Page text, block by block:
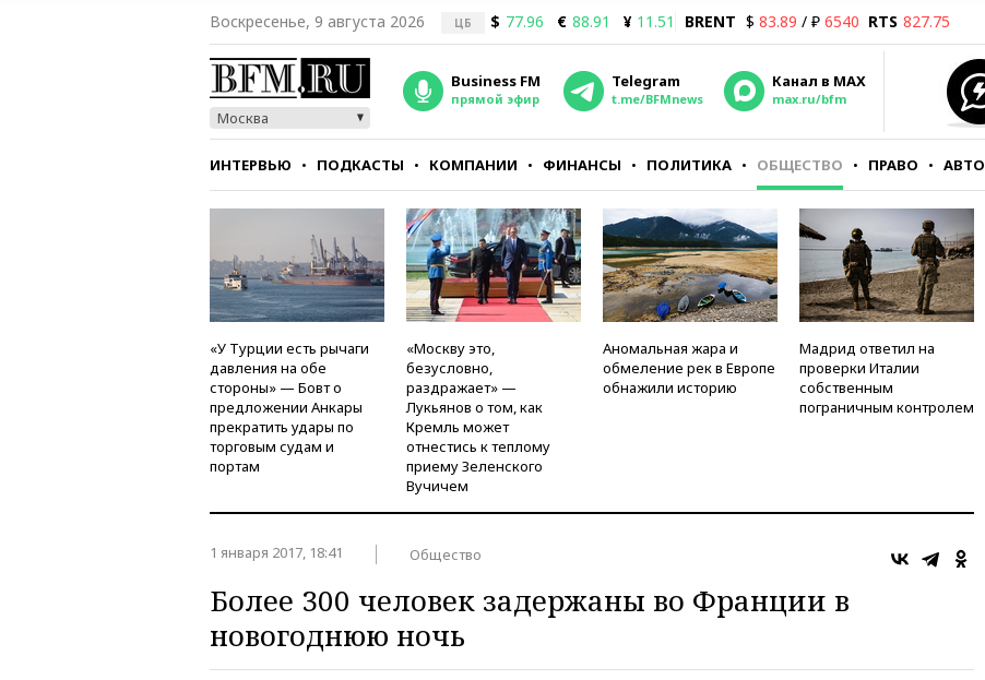
Воскресенье, 9 августа 2026 ЦБ $ 77.96 € 88.91 ¥ 11.51 BRENT $ 83.89 / ₽ 6540 RTS 827.75
Москва
Business FM
прямой эфир
Telegram
t.me/BFMnews
Канал в MAX
max.ru/bfm
ИНТЕРВЬЮ ПОДКАСТЫ КОМПАНИИ ФИНАНСЫ ПОЛИТИКА ОБЩЕСТВО ПРАВО АВТО
СТИЛЬ ТЕСТЫ
«У Турции есть рычаги
давления на обе
стороны» — Бовт о
предложении Анкары
прекратить удары по
торговым судам и
портам
«Москву это,
безусловно,
раздражает» —
Лукьянов о том, как
Кремль может
отнестись к теплому
приему Зеленского
Вучичем
Аномальная жара и
обмеление рек в Европе
обнажили историю
Мадрид ответил на
проверки Италии
собственным
пограничным контролем
1 января 2017, 18:41 Общество
Более 300 человек задержаны во Франции в
новогоднюю ночь